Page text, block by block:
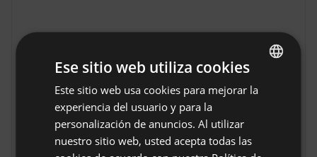
ENGLISH
POLISH
Ese sitio web utiliza cookies
Este sitio web usa cookies para mejorar la
experiencia del usuario y para la
personalización de anuncios. Al utilizar
nuestro sitio web, usted acepta todas las